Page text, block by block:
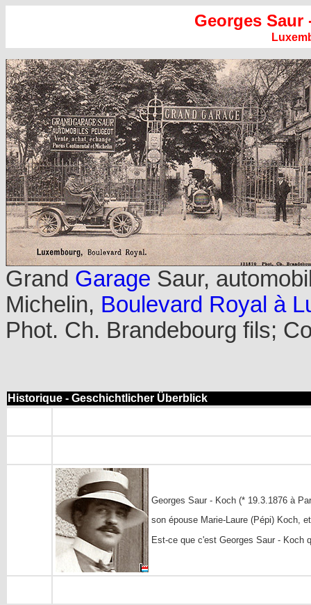
Georges Saur
Grand Garage Saur,
Michelin, Boulevard Royal à
Phot. Ch. Brandebourg fils;
Historique - Geschichtlicher Überblick
Georges Saur - Koch (* 19.3.1876 à
son épouse Marie-Laure (Pépi) Koch,
Est-ce que c'est Georges Saur - Koch